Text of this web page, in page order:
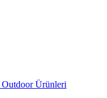
Ürünleri